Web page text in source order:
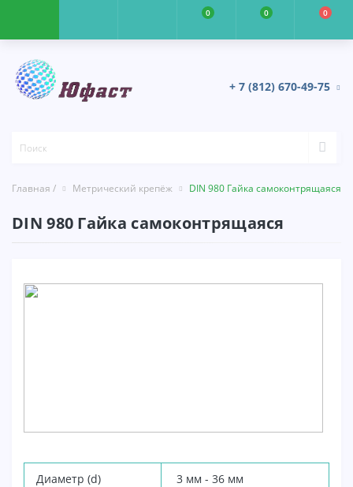
0 0 0
+ 7 (812) 670-49-75
Главная / Метрический крепёж DIN 980 Гайка самоконтрящаяся
DIN 980 Гайка самоконтрящаяся
Диаметр (d) 3 мм - 36 мм